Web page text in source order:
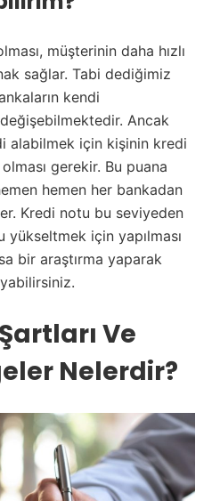
müşterinin daha hızlı
sağlar. Tabi dediğimiz
kendi
Ancak
alabilmek için kişinin kredi
gerekir. Bu puana
hemen her bankadan
Kredi notu bu seviyeden
için yapılması
bir araştırma yaparak
Ve
Nelerdir?